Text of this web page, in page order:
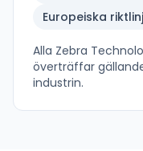
Europeiska
Alla Zebra
överträffar
industrin.